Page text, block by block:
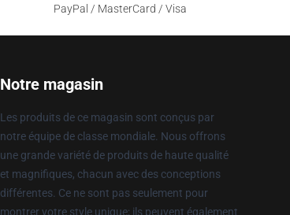
PayPal / MasterCard / Visa
Notre magasin
Les produits de ce magasin sont conçus par
notre équipe de classe mondiale. Nous offrons
une grande variété de produits de haute qualité
et magnifiques, chacun avec des conceptions
différentes. Ce ne sont pas seulement pour
montrer votre style unique; ils peuvent également